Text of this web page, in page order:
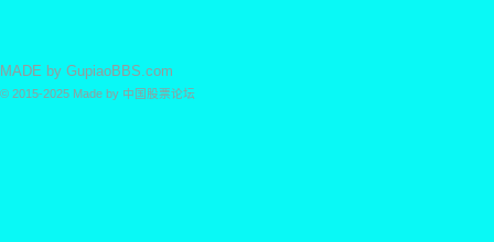
MADE by GupiaoBBS.com
© 2015-2025 Made by 中国股票论坛